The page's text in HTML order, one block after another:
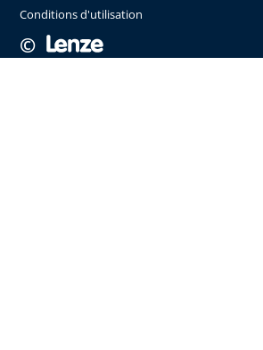
©
Conditions d'utilisation